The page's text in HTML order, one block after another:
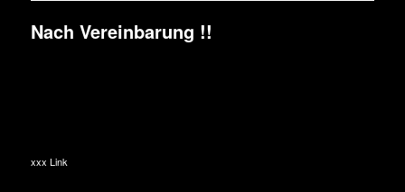
Nach Vereinbarung !!
xxx Link